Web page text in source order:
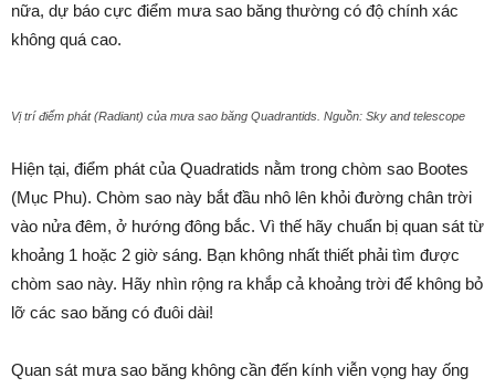
nữa, dự báo cực điểm mưa sao băng thường có độ chính xác
không quá cao.
Vị trí điểm phát (Radiant) của mưa sao băng Quadrantids. Nguồn: Sky and telescope
Hiện tại, điểm phát của Quadratids nằm trong chòm sao Bootes
(Mục Phu). Chòm sao này bắt đầu nhô lên khỏi đường chân trời
vào nửa đêm, ở hướng đông bắc. Vì thế hãy chuẩn bị quan sát từ
khoảng 1 hoặc 2 giờ sáng. Bạn không nhất thiết phải tìm được
chòm sao này. Hãy nhìn rộng ra khắp cả khoảng trời để không bỏ
lỡ các sao băng có đuôi dài!
Quan sát mưa sao băng không cần đến kính viễn vọng hay ống